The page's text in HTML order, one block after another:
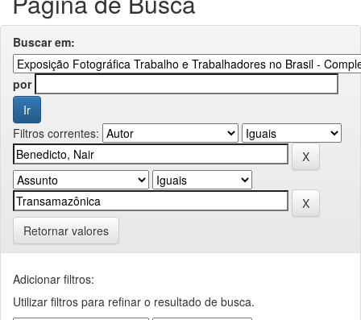
Buscar em:
por
Filtros correntes:
Retornar valores
Adicionar filtros:
Utilizar filtros para refinar o resultado de busca.